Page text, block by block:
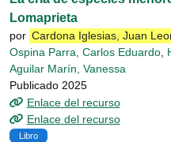
Lomaprieta
por Cardona Iglesias, Juan
Ospina Parra, Carlos Eduardo,
Aguilar Marín, Vanessa
Publicado 2025
Enlace del recurso
Enlace del recurso
Libro